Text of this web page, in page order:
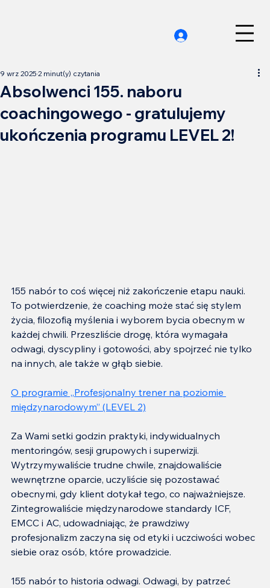
Absolwenci 155. naboru
coachingowego - gratulujemy
ukończenia programu LEVEL 2!
9 wrz 2025 2 minut(y) czytania
155 nabór to coś więcej niż zakończenie etapu nauki.
To potwierdzenie, że coaching może stać się stylem
życia, filozofią myślenia i wyborem bycia obecnym w
każdej chwili. Przeszliście drogę, która wymagała
odwagi, dyscypliny i gotowości, aby spojrzeć nie tylko
na innych, ale także w głąb siebie.
O programie „Profesjonalny trener na poziomie
międzynarodowym” (LEVEL 2)
Za Wami setki godzin praktyki, indywidualnych
mentoringów, sesji grupowych i superwizji.
Wytrzymywaliście trudne chwile, znajdowaliście
wewnętrzne oparcie, uczyliście się pozostawać
obecnymi, gdy klient dotykał tego, co najważniejsze.
Zintegrowaliście międzynarodowe standardy ICF,
EMCC i AC, udowadniając, że prawdziwy
profesjonalizm zaczyna się od etyki i uczciwości wobec
siebie oraz osób, które prowadzicie.
155 nabór to historia odwagi. Odwagi, by patrzeć